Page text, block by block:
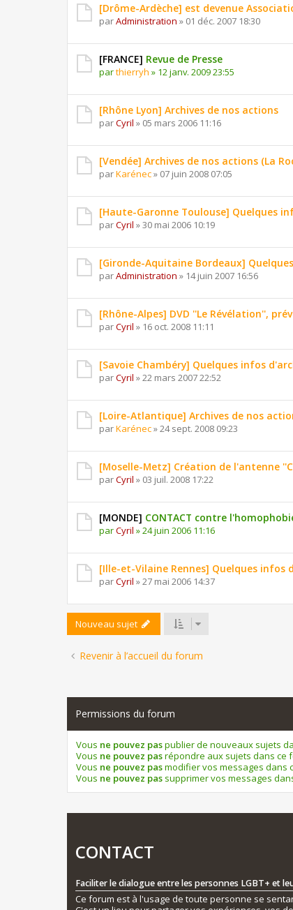
[Drôme-Ardèche] est devenue
parAdministration » 01 déc. 2007 18:30
[FRANCE] Revue de Presse
parthierryh » 12 janv. 2009 23:55
[Rhône Lyon] Archives de nos actions
parCyril » 05 mars 2006 11:16
[Vendée] Archives de nos actions (La
parKarénec» 07 juin 2008 07:05
[Haute-Garonne Toulouse] Quelques
parCyril »30 mai 2006 10:19
[Gironde-Aquitaine Bordeaux]
parAdministration » 14 juin 2007 16:56
[Rhône-Alpes] DVD ''Le Révélation'',
parCyril » 16 oct. 2008 11:11
[Savoie Chambéry] Quelques infos
parCyril »22 mars 2007 22:52
[Loire-Atlantique] Archives de nos
parKarénec»24 sept. 2008 09:23
[Moselle-Metz] Création de l'antenne
parCyril » 03 juil. 2008 17:22
[MONDE] CONTACT contre
parCyril »24 juin 2006 11:16
[Ille-et-Vilaine Rennes] Quelques infos
parCyril »27 mai 2006 14:37
Nouveau sujet
Revenir à l’accueil du forum
Permissions du forum
Vous ne pouvez paspublier de nouveaux sujets
Vous ne pouvez pasrépondre aux sujets dans ce
Vous ne pouvez pasmodifier vos messages dans
Vous ne pouvez pas supprimer vos messages
CONTACT
Faciliter le dialogue entre les personnes LGBT+ et
Ce forum est à l'usage de toute personne se